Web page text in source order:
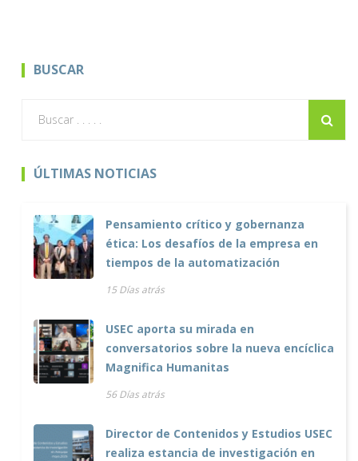
BUSCAR
ÚLTIMAS NOTICIAS
Pensamiento crítico y gobernanza
ética: Los desafíos de la empresa en
tiempos de la automatización
15 Días atrás
USEC aporta su mirada en
conversatorios sobre la nueva encíclica
Magnifica Humanitas
56 Días atrás
Director de Contenidos y Estudios USEC
realiza estancia de investigación en